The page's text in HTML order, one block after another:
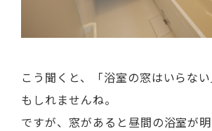
こう聞くと、「浴室の窓はいらな
もしれませんね。
ですが、窓があると昼間の浴室が